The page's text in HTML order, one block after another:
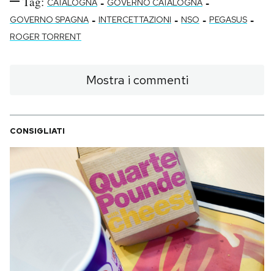
CATALOGNA GOVERNO CATALOGNA
GOVERNO SPAGNA - INTERCETTAZIONI - NSO - PEGASUS -
ROGER TORRENT
Mostra i commenti
CONSIGLIATI